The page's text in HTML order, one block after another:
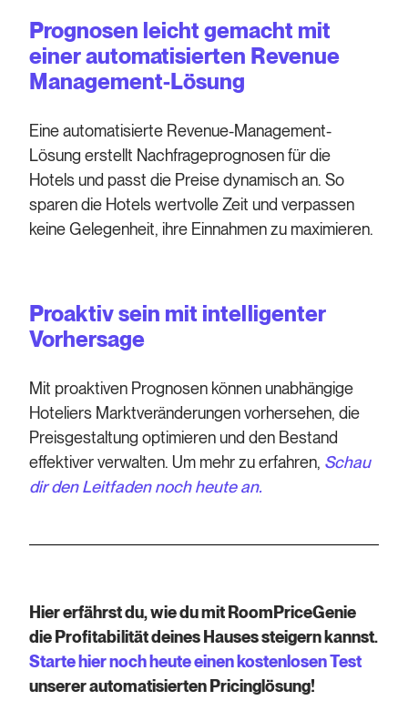
Prognosen leicht gemacht mit
einer automatisierten Revenue
Management-Lösung
Eine automatisierte Revenue-Management-
Lösung erstellt Nachfrageprognosen für die
Hotels und passt die Preise dynamisch an. So
sparen die Hotels wertvolle Zeit und verpassen
keine Gelegenheit, ihre Einnahmen zu maximieren.
Proaktiv sein mit intelligenter
Vorhersage
Mit proaktiven Prognosen können unabhängige
Hoteliers Marktveränderungen vorhersehen, die
Preisgestaltung optimieren und den Bestand
effektiver verwalten. Um mehr zu erfahren, Schau
dir den Leitfaden noch heute an.
Hier erfährst du, wie du mit RoomPriceGenie
die Profitabilität deines Hauses steigern kannst.
Starte hier noch heute einen kostenlosen Test
unserer automatisierten Pricinglösung!